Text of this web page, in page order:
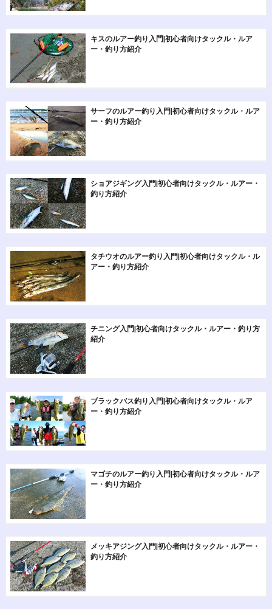
キスのルアー釣り入門|初心者向けタックル・ルア
ー・釣り方紹介
サーフのルアー釣り入門|初心者向けタックル・ルア
ー・釣り方紹介
ショアジギング入門|初心者向けタックル・ルアー・
釣り方紹介
タチウオのルアー釣り入門|初心者向けタックル・ル
アー・釣り方紹介
チニング入門|初心者向けタックル・ルアー・釣り方
紹介
ブラックバス釣り入門|初心者向けタックル・ルア
ー・釣り方紹介
マゴチのルアー釣り入門|初心者向けタックル・ルア
ー・釣り方紹介
メッキアジング入門|初心者向けタックル・ルアー・
釣り方紹介